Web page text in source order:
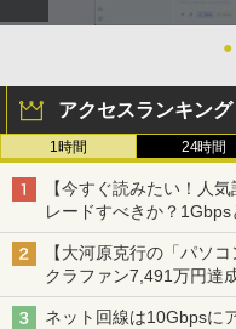
リン
●
アクセスランキング
1時間 24時間
【今すぐ読みたい！人
レードすべきか？
Watch
【大河原克行の「パソ
クラファン7,491万円達
の静音化を追求
ネット回線は10Gbpsに